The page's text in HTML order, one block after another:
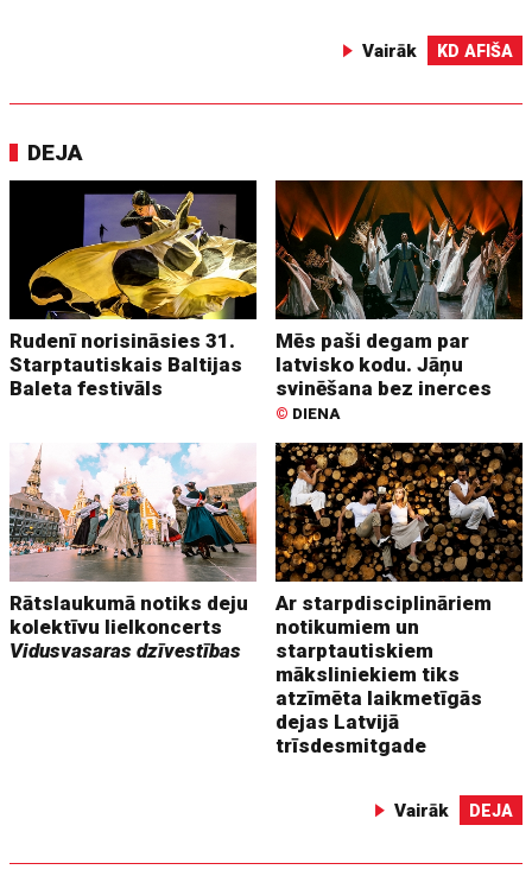
Vairāk KD AFIŠA
DEJA
Rudenī norisināsies 31.
Starptautiskais Baltijas
Baleta festivāls
Mēs paši degam par
latvisko kodu. Jāņu
svinēšana bez inerces
© DIENA
Rātslaukumā notiks deju
kolektīvu lielkoncerts
Vidusvasaras dzīvestības
Ar starpdisciplināriem
notikumiem un
starptautiskiem
māksliniekiem tiks
atzīmēta laikmetīgās
dejas Latvijā
trīsdesmitgade
Vairāk DEJA